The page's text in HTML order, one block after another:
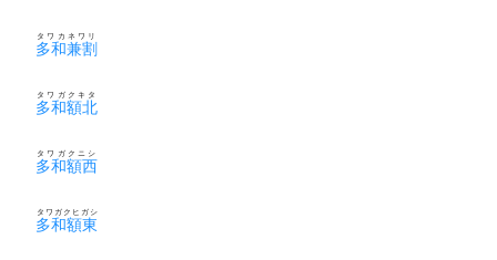
多和兼割
タワカネワリ
多和額北
タワガクキタ
多和額西
タワガクニシ
多和額東
タワガクヒガシ